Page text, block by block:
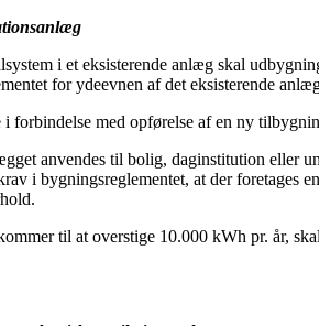
i et eksisterende anlæg skal
for ydeevnen af det eksisterende
med opførelse af en ny
anvendes til bolig, daginstitution eller
i bygningsreglementet, at der
til at overstige 10.000 kWh pr. år,